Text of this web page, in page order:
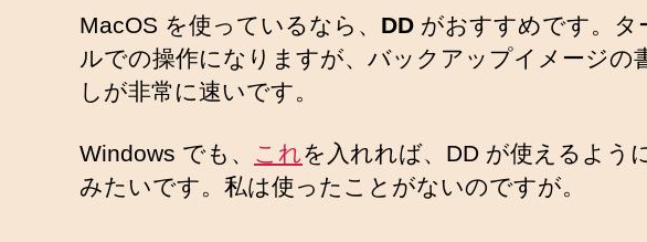
MacOS を使っているなら、 DD がおすすめです。タ
ルでの操作になりますが、バックアップイメージの
しが非常に速いです。
Windows でも、 これを入れれば、DD が使えるよう
みたいです。私は使ったことがないのですが。